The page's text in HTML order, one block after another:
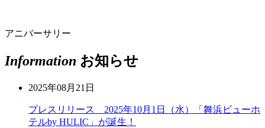
アニバーサリー
Information お知らせ
2025年08月21日
プレスリリース 2025年10月1日（水）「舞浜ビューホ
テルby HULIC」が誕生！